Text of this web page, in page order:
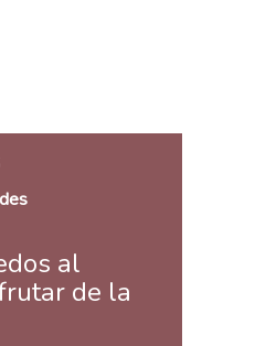
al
de la